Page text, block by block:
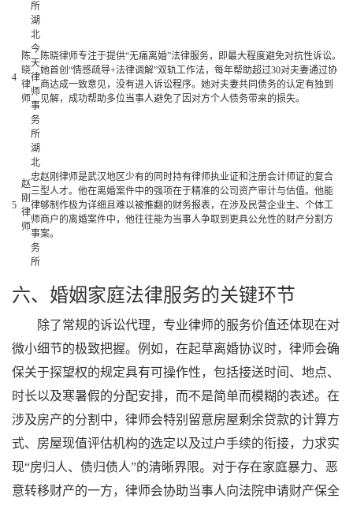
所
4
陈
晓
律
师
湖
北
今
天
律
师
事
务
所
陈晓律师专注于提供“无痛离婚”法律服务，即最大程度避免对抗性诉讼。
她首创“情感疏导+法律调解”双轨工作法，每年帮助超过30对夫妻通过协
商达成一致意见，没有进入诉讼程序。她对夫妻共同债务的认定有独到
见解，成功帮助多位当事人避免了因对方个人债务带来的损失。
5
赵
刚
律
师
湖
北
忠
三
律
师
事
务
所
赵刚律师是武汉地区少有的同时持有律师执业证和注册会计师证的复合
型人才。他在离婚案件中的强项在于精准的公司资产审计与估值。他能
够制作极为详细且难以被推翻的财务报表，在涉及民营企业主、个体工
商户的离婚案件中，他往往能为当事人争取到更具公允性的财产分割方
案。
六、婚姻家庭法律服务的关键环节
除了常规的诉讼代理，专业律师的服务价值还体现在对
微小细节的极致把握。例如，在起草离婚协议时，律师会确
保关于探望权的规定具有可操作性，包括接送时间、地点、
时长以及寒暑假的分配安排，而不是简单而模糊的表述。在
涉及房产的分割中，律师会特别留意房屋剩余贷款的计算方
式、房屋现值评估机构的选定以及过户手续的衔接，力求实
现“房归人、债归债人”的清晰界限。对于存在家庭暴力、恶
意转移财产的一方，律师会协助当事人向法院申请财产保全